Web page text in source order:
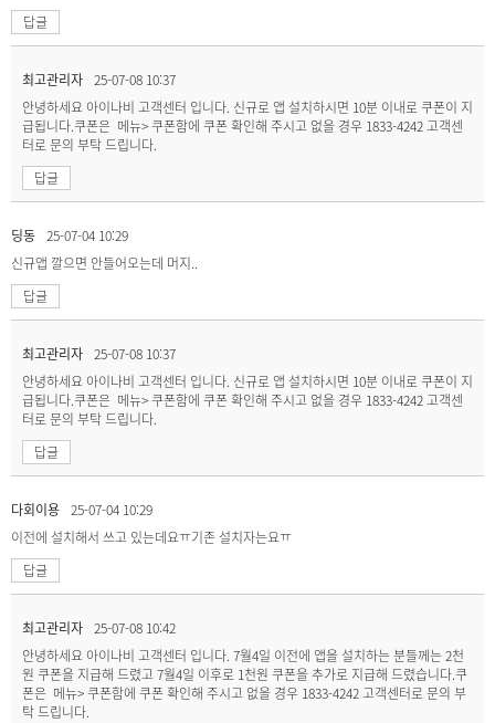
답글
최고관리자 25-07-08 10:37
안녕하세요 아이나비 고객센터 입니다. 신규로 앱 설치하시면 10분 이내로 쿠폰이 지
급됩니다.쿠폰은 메뉴> 쿠폰함에 쿠폰 확인해 주시고 없을 경우 1833-4242 고객센
터로 문의 부탁 드립니다.
답글
딩동 25-07-04 10:29
신규앱 깔으면 안들어오는데 머지..
답글
최고관리자 25-07-08 10:37
안녕하세요 아이나비 고객센터 입니다. 신규로 앱 설치하시면 10분 이내로 쿠폰이 지
급됩니다.쿠폰은 메뉴> 쿠폰함에 쿠폰 확인해 주시고 없을 경우 1833-4242 고객센
터로 문의 부탁 드립니다.
답글
다회이용 25-07-04 10:29
이전에 설치해서 쓰고 있는데요ㅠ기존 설치자는요ㅠ
답글
최고관리자 25-07-08 10:42
안녕하세요 아이나비 고객센터 입니다. 7월4일 이전에 앱을 설치하는 분들께는 2천
원 쿠폰을 지급해 드렸고 7월4일 이후로 1천원 쿠폰을 추가로 지급해 드렸습니다.쿠
폰은 메뉴> 쿠폰함에 쿠폰 확인해 주시고 없을 경우 1833-4242 고객센터로 문의 부
탁 드립니다.